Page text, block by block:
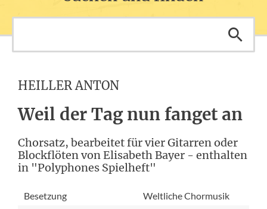
HEILLER ANTON
Weil der Tag nun fanget an
Chorsatz, bearbeitet für vier Gitarren oder
Blockflöten von Elisabeth Bayer - enthalten
in "Polyphones Spielheft"
Besetzung
Weltliche Chormusik